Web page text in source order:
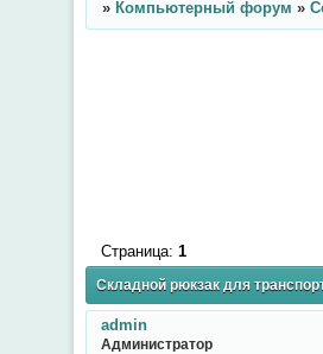
» Компьютерный форум »
Складной рюкзак для
Страница: 1
admin
Администратор